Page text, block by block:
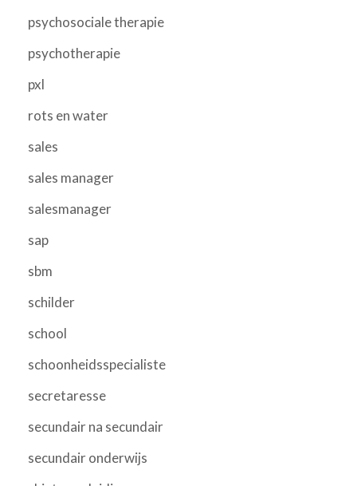
psychosociale therapie
psychotherapie
pxl
rots en water
sales
sales manager
salesmanager
sap
sbm
schilder
school
schoonheidsspecialiste
secretaresse
secundair na secundair
secundair onderwijs